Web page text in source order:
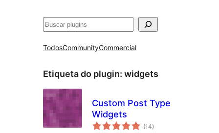
Buscar
TodosCommunityCommercial
Etiqueta do plugin: widgets
Custom Post Type
Widgets
(14valoracións
totais
)